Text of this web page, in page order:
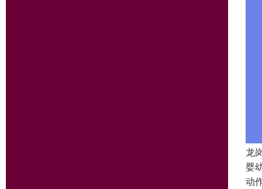
龙
婴
动